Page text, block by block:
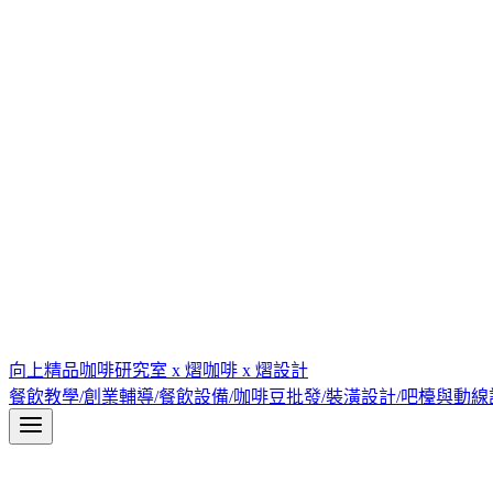
向上精品咖啡研究室 x 熠咖啡 x 熠設計
餐飲教學/創業輔導/餐飲設備/咖啡豆批發/裝潢設計/吧檯與動